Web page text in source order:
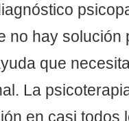
no hay solución
que
La
en casi todos